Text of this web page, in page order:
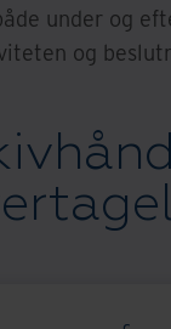
under og
og
at foretage en